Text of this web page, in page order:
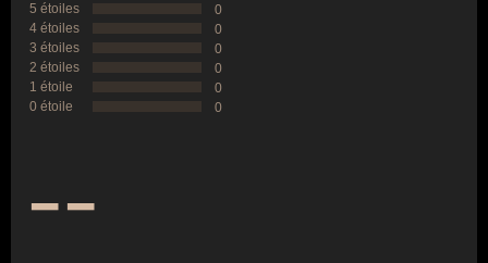
5 étoiles
0
4 étoiles
0
3 étoiles
0
2 étoiles
0
1 étoile
0
0 étoile
0
--